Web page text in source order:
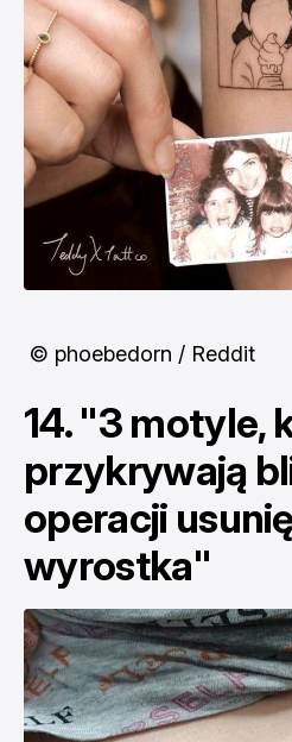
© phoebedorn / Reddit
14. "3 motyle,
przykrywają
operacji
wyrostka"